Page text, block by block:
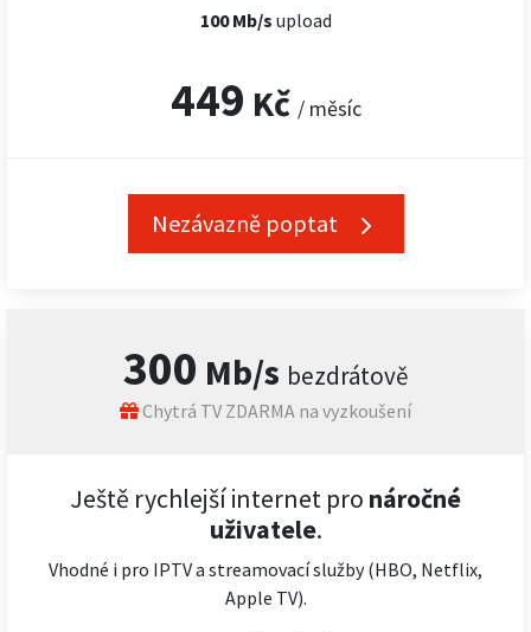
100 Mb/s upload
449 Kč / měsíc
Nezávazně poptat
300 Mb/s bezdrátově
Chytrá TV ZDARMA na vyzkoušení
Ještě rychlejší internet pro náročné
uživatele.
Vhodné i pro IPTV a streamovací služby (HBO, Netflix,
Apple TV).